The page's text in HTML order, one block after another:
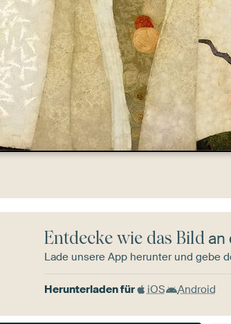
Entdecke wie das Bildan
Lade unsere App herunter und gebe
Herunterladen für iOS Android